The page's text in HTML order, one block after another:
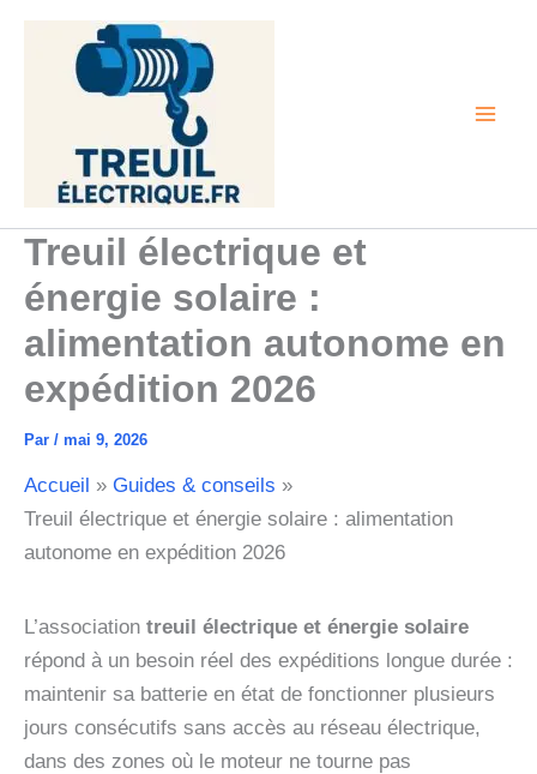
Aller
Treuil électrique et
énergie solaire :
alimentation autonome en
expédition 2026
Par / mai 9, 2026
Accueil
Guides & conseils
Treuil électrique et énergie solaire : alimentation
autonome en expédition 2026
L’association treuil électrique et énergie solaire
répond à un besoin réel des expéditions longue durée :
maintenir sa batterie en état de fonctionner plusieurs
jours consécutifs sans accès au réseau électrique,
dans des zones où le moteur ne tourne pas